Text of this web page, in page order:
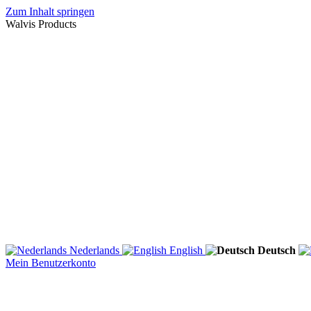
Zum Inhalt springen
Walvis Products
Nederlands English Deutsch
Mein Benutzerkonto